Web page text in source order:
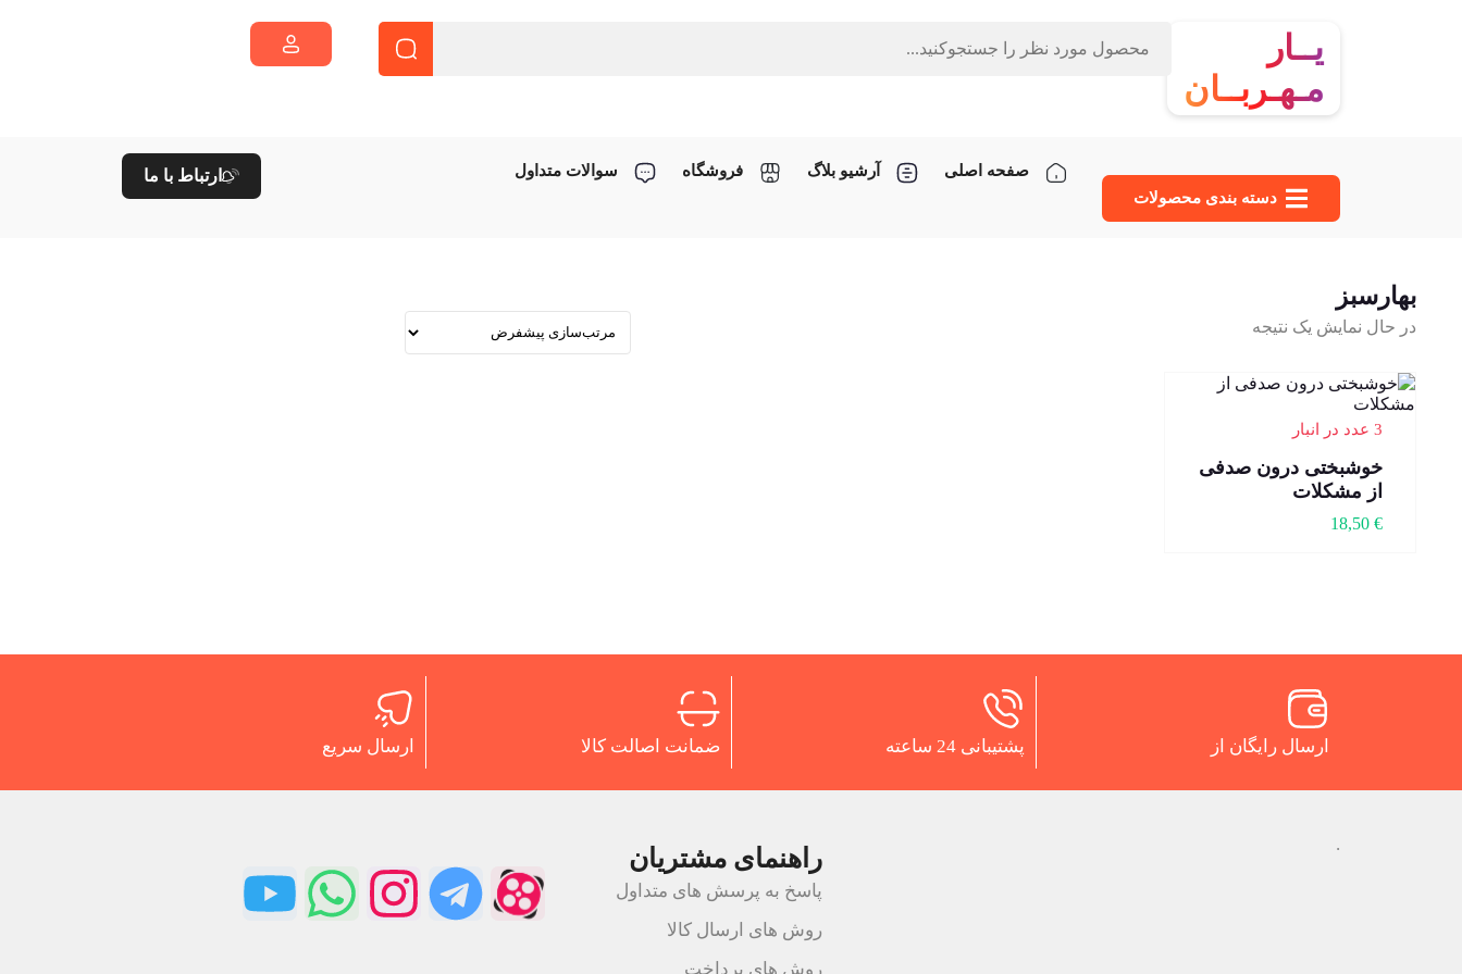
یــار
مـهـربــان
دسته‌ بندی محصولات
صفحه اصلی آرشیو بلاگ فروشگاه سوالات متداول ارتباط با ما
بهارسبز
در حال نمایش یک نتیجه
3 عدد در انبار
خوشبختی درون صدفی
از مشکلات
18,50 €
ارسال رایگان از پشتیبانی 24 ساعته ضمانت اصالت کالا ارسال سریع
. راهنمای مشتریان
پاسخ به پرسش های متداول
روش های ارسال کالا
روش های پرداخت